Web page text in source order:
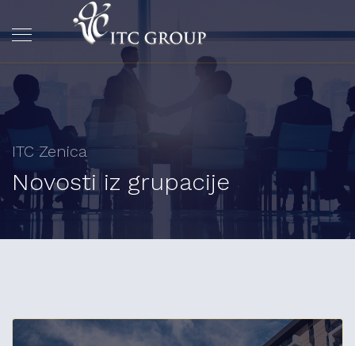
ITC Zenica
Novosti iz grupacije